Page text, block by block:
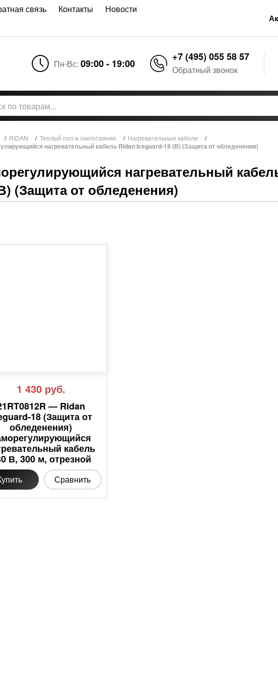
связь Контакты
Новости
Пн-Вс: 09:00 - 19:00
+7 (495) 055 58 57
Обратный звонок
/ RIDAN / Теплый пол и снеготаяние / Нагревательные кабели /
нагревательный кабель Ridan Iceguard-18 (В) (Защита от обледенения)
нагревательный
(Защита от обледенения)
1 430 руб.
— Ridan
18 (Защита от
обледенения)
кабель
В, 300 м, отрезной
Сравнить